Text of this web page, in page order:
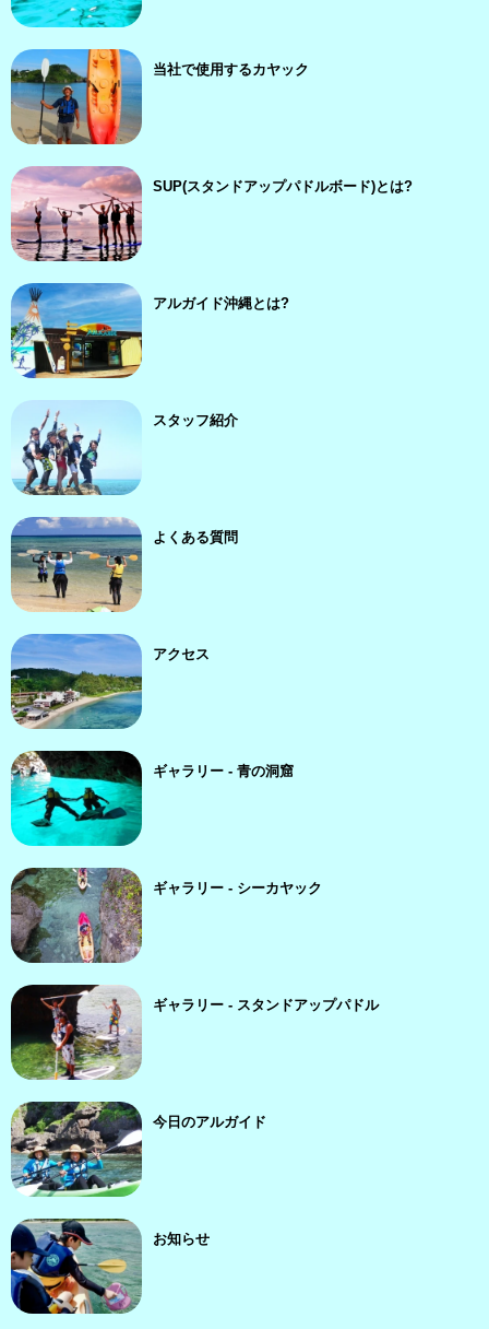
当社で使用するカヤック
SUP(スタンドアップパドルボード)とは?
アルガイド沖縄とは?
スタッフ紹介
よくある質問
アクセス
ギャラリー - 青の洞窟
ギャラリー - シーカヤック
ギャラリー - スタンドアップパドル
今日のアルガイド
お知らせ